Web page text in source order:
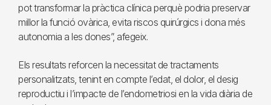
pot transformar la pràctica clínica perquè podria preservar
millor la funció ovàrica, evita riscos quirúrgics i dona més
autonomia a les dones”, afegeix.
Els resultats reforcen la necessitat de tractaments
personalitzats, tenint en compte l’edat, el dolor, el desig
reproductiu i l’impacte de l’endometriosi en la vida diària de